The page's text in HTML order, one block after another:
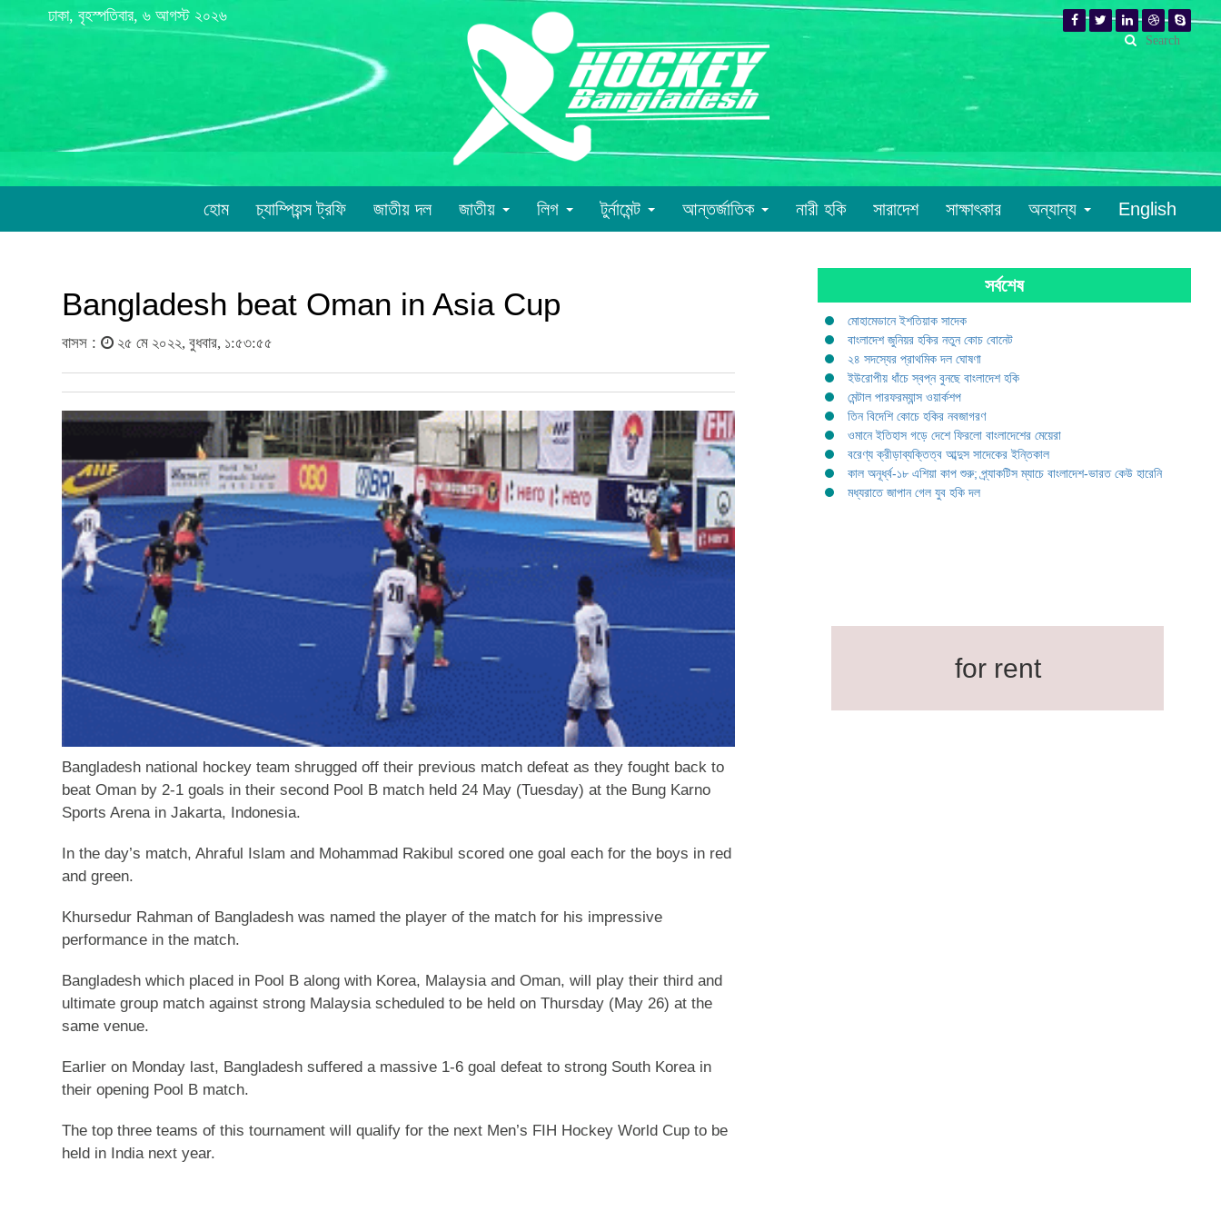
ঢাকা, বৃহস্পতিবার, ৬ আগস্ট ২০২৬
হোম চ্যাম্পিয়ন্স ট্রফি জাতীয় দল জাতীয় লিগ টুর্নামেন্ট আন্তর্জাতিক নারী হকি সারাদেশ সাক্ষাৎকার অন্যান্য English
Bangladesh beat Oman in Asia Cup
বাসস : ২৫ মে ২০২২, বুধবার, ১:৫৩:৫৫
Bangladesh national hockey team shrugged off their previous match defeat as they fought back to
beat Oman by 2-1 goals in their second Pool B match held 24 May (Tuesday) at the Bung Karno
Sports Arena in Jakarta, Indonesia.
In the day’s match, Ahraful Islam and Mohammad Rakibul scored one goal each for the boys in red
and green.
Khursedur Rahman of Bangladesh was named the player of the match for his impressive
performance in the match.
Bangladesh which placed in Pool B along with Korea, Malaysia and Oman, will play their third and
ultimate group match against strong Malaysia scheduled to be held on Thursday (May 26) at the
same venue.
Earlier on Monday last, Bangladesh suffered a massive 1-6 goal defeat to strong South Korea in
their opening Pool B match.
The top three teams of this tournament will qualify for the next Men’s FIH Hockey World Cup to be
held in India next year.
সর্বশেষ
মোহামেডানে ইশতিয়াক সাদেক
বাংলাদেশ জুনিয়র হকির নতুন কোচ বোনেট
২৪ সদস্যের প্রাথমিক দল ঘোষণা
ইউরোপীয় ধাঁচে স্বপ্ন বুনছে বাংলাদেশ হকি
মেন্টাল পারফরম্যান্স ওয়ার্কশপ
তিন বিদেশি কোচে হকির নবজাগরণ
ওমানে ইতিহাস গড়ে দেশে ফিরলো বাংলাদেশের মেয়েরা
বরেণ্য ক্রীড়াব্যক্তিত্ব আব্দুস সাদেকের ইন্তিকাল
কাল অনূর্ধ্ব-১৮ এশিয়া কাপ শুরু; প্র্যাকটিস ম্যাচে বাংলাদেশ-ভারত কেউ হারেনি
মধ্যরাতে জাপান গেল যুব হকি দল
for rent